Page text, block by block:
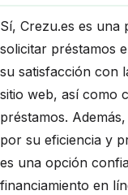
Sí, Crezu.es es
solicitar préstamos
su satisfacción con
sitio web, así como
préstamos.
por su eficiencia y
es una opción
financiamiento en